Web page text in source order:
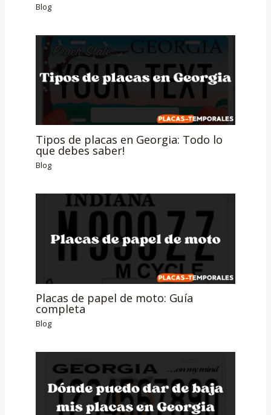
Blog
Tipos de placas en Georgia: Todo lo
que debes saber!
Blog
Placas de papel de moto: Guía
completa
Blog